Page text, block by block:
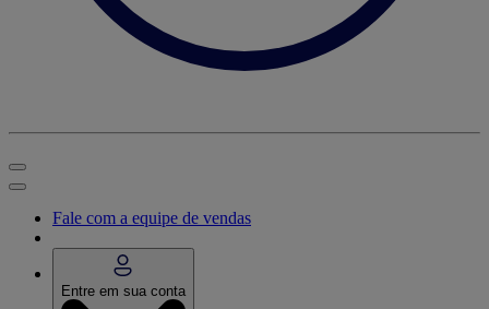
Fale com a equipe de vendas
Entre em sua conta